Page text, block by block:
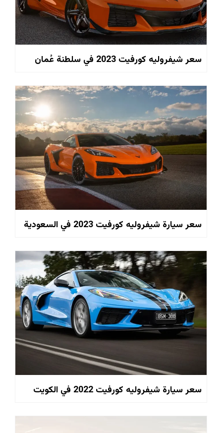
سعر شيفروليه كورفيت 2023 في سلطنة عُمان
سعر سيارة شيفروليه كورفيت 2023 في السعودية
سعر سيارة شيفروليه كورفيت 2022 في الكويت